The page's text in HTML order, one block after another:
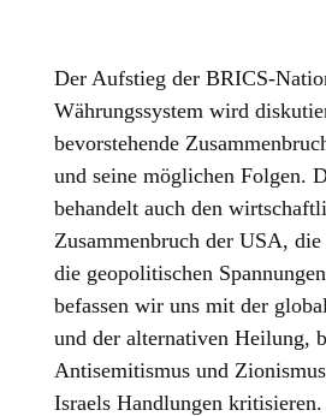
Der Aufstieg der BRICS-
Währungssystem wird
bevorstehende
und seine möglichen Folgen.
behandelt auch den
Zusammenbruch der USA,
die geopolitischen
befassen wir uns mit der
und der alternativen Heilung,
Antisemitismus und
Israels Handlungen